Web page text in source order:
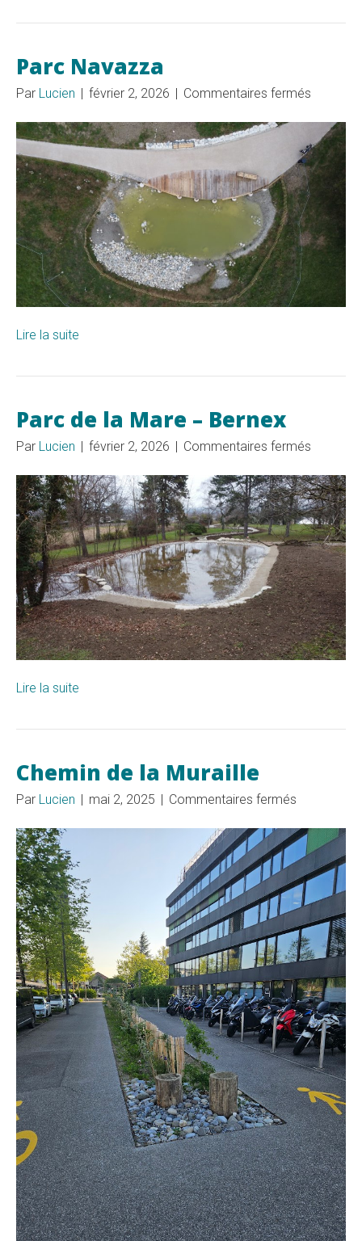
Parc Navazza
Par Lucien | février 2, 2026 | Commentaires fermés
Navazza
Lire la suite
Parc de la Mare – Bernex
Par Lucien | février 2, 2026 | Commentaires fermés
de
la
Mare
–
Bernex
Lire la suite
Chemin de la Muraille
Par Lucien mai 2, 2025 Commentaires fermés
de
Muraille